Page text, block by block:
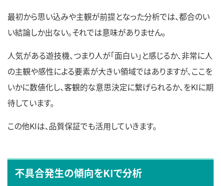
最初から思い込みや主観が前提となった分析では、都合のい
い結論しか出ない。それでは意味がありません。
人気がある遊技機、つまり人が「面白い」と感じるか、非常に人
の主観や感性による要素が大きい領域ではありますが、ここを
いかに数値化し、客観的な意思決定に繋げられるか、をKIに期
待しています。
この他KIは、品質保証でも活用していきます。
不具合発生の傾向をKIで分析